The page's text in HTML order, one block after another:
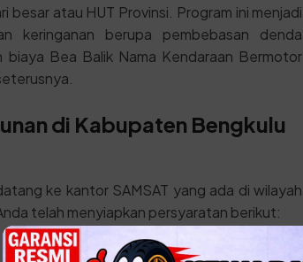
atau HUT Provinsi. Program ini menjadi
keringanan berupa pembebasan denda
Bea Balik Nama Kendaraan Bermotor
di Kabupaten Bengkulu
ke kantor SAMSAT yang ada di wilayah
telah menyiapkan persyaratan berikut: